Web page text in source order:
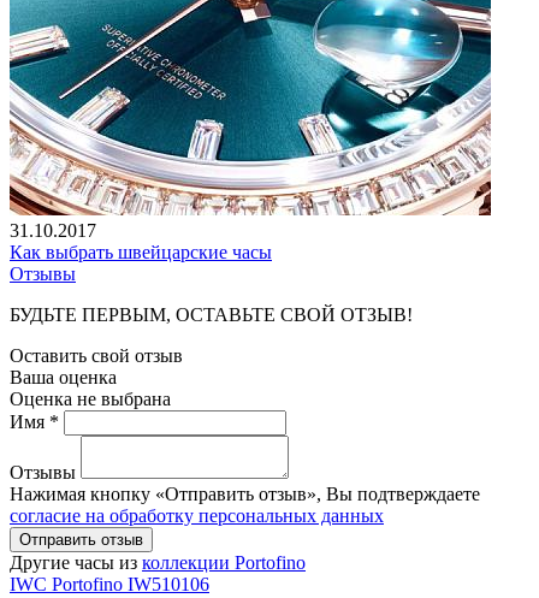
31.10.2017
Как выбрать швейцарские часы
Отзывы
БУДЬТЕ ПЕРВЫМ, ОСТАВЬТЕ СВОЙ ОТЗЫВ!
Оставить свой отзыв
Ваша оценка
Оценка не выбрана
Имя *
Отзывы
Нажимая кнопку «Отправить отзыв», Вы подтверждаете
согласие на обработку персональных данных
Отправить отзыв
Другие часы из коллекции Portofino
IWC Portofino IW510106